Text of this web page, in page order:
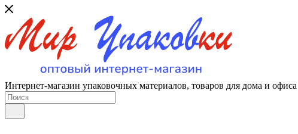
Интернет-магазин упаковочных материалов, товаров для дома и офиса